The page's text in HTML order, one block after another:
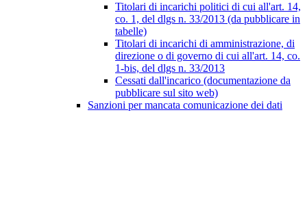
Titolari di incarichi politici di cui all'art. 14,
co. 1, del dlgs n. 33/2013 (da pubblicare in
tabelle)
Titolari di incarichi di amministrazione, di
direzione o di governo di cui all'art. 14, co.
1-bis, del dlgs n. 33/2013
Cessati dall'incarico (documentazione da
pubblicare sul sito web)
Sanzioni per mancata comunicazione dei dati